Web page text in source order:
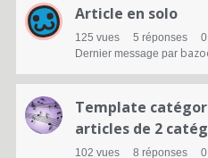
Article en solo
125 vues 5 réponses 0
Dernier message par
Template
articles de 2
102 vues 8 réponses 0